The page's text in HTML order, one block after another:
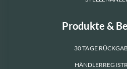
Produkte &
30 TAGE